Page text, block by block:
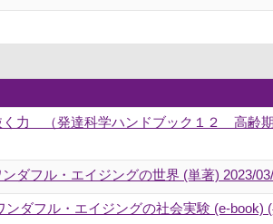
力 （発達科学ハンドブック１２ 高齢
ダフル・エイジングの世界 (単著) 2023/
ダフル・エイジングの社会実験 (e-book)